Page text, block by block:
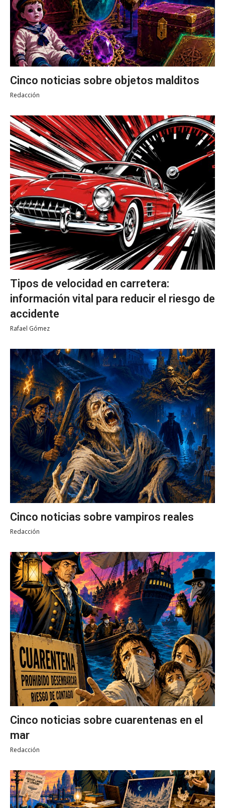
Cinco noticias sobre objetos malditos
Redacción
Tipos de velocidad en carretera:
información vital para reducir el riesgo de
accidente
Rafael Gómez
Cinco noticias sobre vampiros reales
Redacción
Cinco noticias sobre cuarentenas en el
mar
Redacción